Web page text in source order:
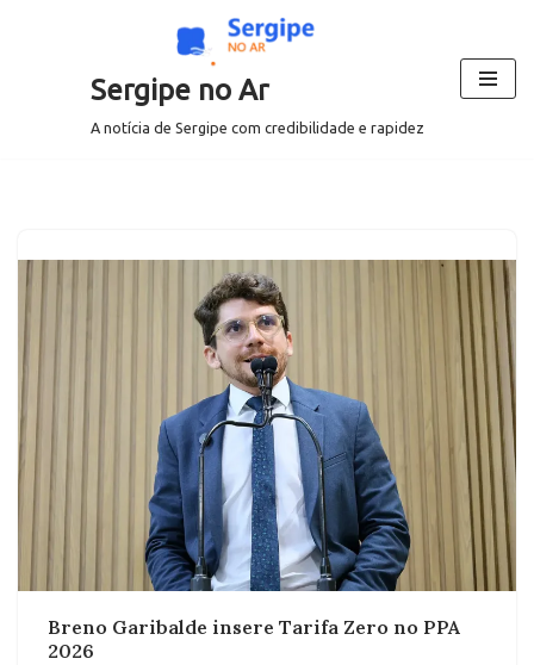
Sergipe no Ar
A notícia de Sergipe com credibilidade e rapidez
Breno Garibalde insere Tarifa Zero no PPA
2026